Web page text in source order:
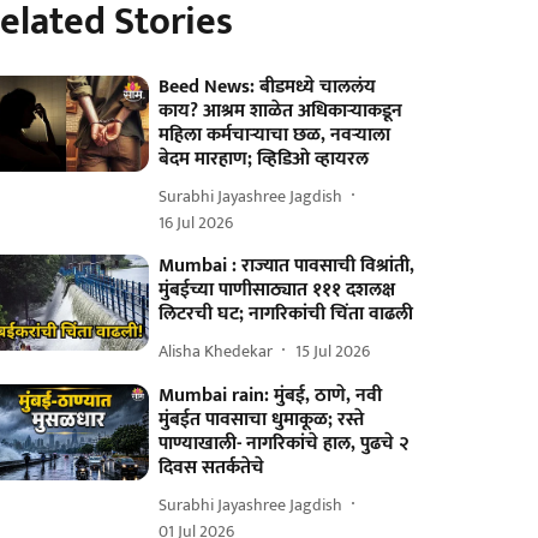
Stories
Beed News: बीडमध्ये चाललंय
काय? आश्रम शाळेत अधिकाऱ्याकडून
महिला कर्मचाऱ्याचा छळ, नवऱ्याला
बेदम मारहाण; व्हिडिओ व्हायरल
Surabhi Jayashree Jagdish
16 Jul 2026
Mumbai : राज्यात पावसाची विश्रांती,
मुंबईच्या पाणीसाठ्यात १११ दशलक्ष
लिटरची घट; नागरिकांची चिंता वाढली
Alisha Khedekar 15 Jul 2026
Mumbai rain: मुंबई, ठाणे, नवी
मुंबईत पावसाचा धुमाकूळ; रस्ते
पाण्याखाली- नागरिकांचे हाल, पुढचे २
दिवस सतर्कतेचे
Surabhi Jayashree Jagdish
01 Jul 2026